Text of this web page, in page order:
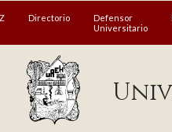
Directorio
Defensor
Universitario